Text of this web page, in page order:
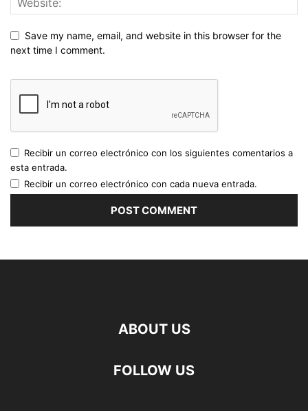
Save my name, email, and website in this browser for the
next time I comment.
Recibir un correo electrónico con los siguientes comentarios a
esta entrada.
Recibir un correo electrónico con cada nueva entrada.
ABOUT US
FOLLOW US